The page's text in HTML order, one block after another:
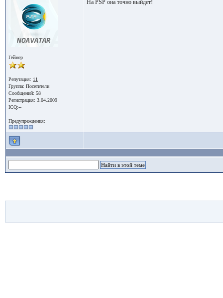
Геймер
Репутация: 11
Группа: Посетители
Сообщений: 58
Регистрация: 3.04.2009
ICQ:--
Предупреждения:
На PSP она точно выйдет!